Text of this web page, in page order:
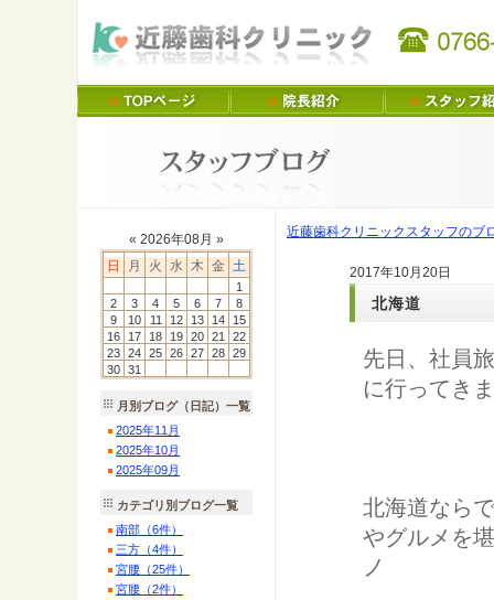
近藤歯科クリニックスタッフのブ
2017年10月20日
北海道
先日、社員
に行ってき
北海道なら
やグルメを
ノ
« 2026年08月 »
日
月 火 水 木 金 土
1
2
3 4 5 6 7
8
9
10 11 12 13 14
15
16
17 18 19 20 21
22
23 24 25 26 27 28 29
30 31
月別ブログ（日記）一覧
2025年11 月
2025年10月
2025年09月
カテゴリ別ブログ一覧
南部（6件）
三方（4件）
宮腰（25件）
宮腰（2件）